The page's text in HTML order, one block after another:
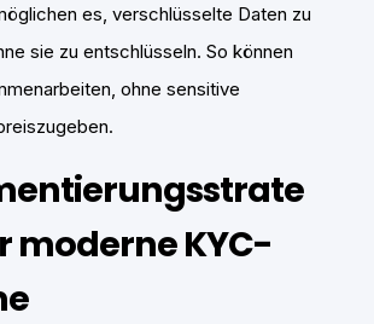
es, verschlüsselte Daten zu
sie zu entschlüsseln. So können
ohne sensitive
moderne KYC-